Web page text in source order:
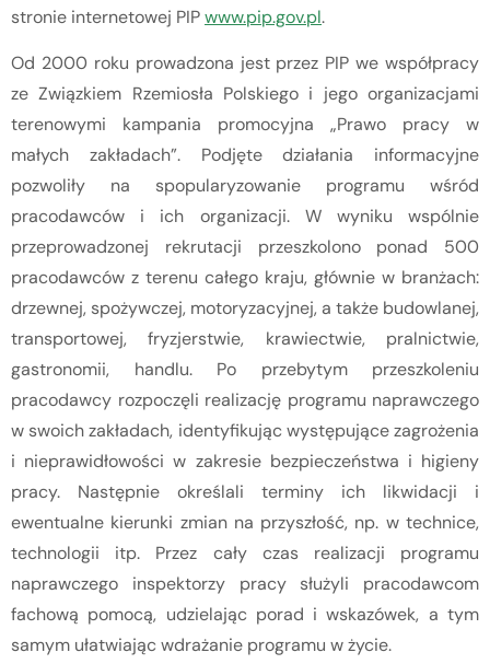
stronie internetowej PIPwww.pip.gov.pl.
Od 2000 roku prowadzona jest przez PIP we współpracy
ze Związkiem Rzemiosła Polskiego i jego organizacjami
terenowymi kampania promocyjna „Prawo pracy w
małych zakładach”. Podjęte działania informacyjne
pozwoliły na spopularyzowanie programu wśród
pracodawców i ich organizacji. W wyniku wspólnie
przeprowadzonej rekrutacji przeszkolono ponad 500
pracodawców z terenu całego kraju, głównie w branżach:
drzewnej, spożywczej, motoryzacyjnej, a także budowlanej,
transportowej, fryzjerstwie, krawiectwie, pralnictwie,
gastronomii, handlu. Po przebytym przeszkoleniu
pracodawcy rozpoczęli realizację programu naprawczego
w swoich zakładach, identyfikując występujące zagrożenia
i nieprawidłowości w zakresie bezpieczeństwa i higieny
pracy. Następnie określali terminy ich likwidacji i
ewentualne kierunki zmian na przyszłość, np. w technice,
technologii itp. Przez cały czas realizacji programu
naprawczego inspektorzy pracy służyli pracodawcom
fachową pomocą, udzielając porad i wskazówek, a tym
samym ułatwiając wdrażanie programu w życie.